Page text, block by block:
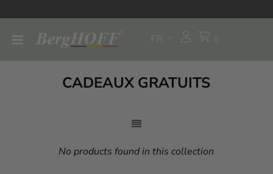
FR 0
CADEAUX GRATUITS
No products found in this collection